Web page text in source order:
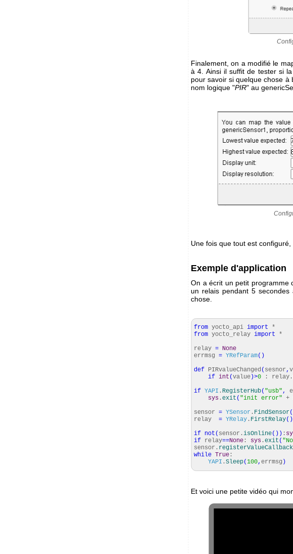
Finalement, on a modifié le
à 4. Ainsi il suffit de tester si
pour savoir si quelque chose
nom logique "PIR" au
Une fois que tout est
Exemple d'application
On a écrit un petit programme
un relais pendant 5 secondes
chose.
from yocto_api import *
from yocto_relay import *
relay = None
errmsg = YRefParam( )
def PIRvalueChanged ( sesnor,
if int (value)>0 : relay.
if YAPI . RegisterHub( "usb",
sys .exit ( "init error" +
sensor = YSensor . FindSensor(
relay = YRelay . FirstRelay( )
if not ( sensor.isOnline( ) ) :
if relay==None : sys .exit (
sensor. registerValueCallback
while True :
YAPI .Sleep(100, errmsg )
Et voici une petite vidéo qui